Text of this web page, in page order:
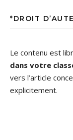
*DROIT
Le contenu est
dans votre
vers l’article
explicitement.